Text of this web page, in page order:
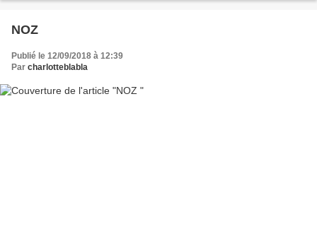
NOZ
Publié le 12/09/2018 à 12:39
Par charlotteblabla